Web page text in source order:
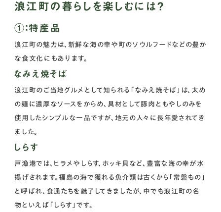
浪江町の暮らしを楽しむには？
①：特産品
浪江町の魅力は、新鮮な海の幸や町のソウルフードなどの豊か
な食文化にもあります。
なみえ焼そば
浪江町のご当地グルメとして知られる「なみえ焼そば」は、太め
の麺に濃厚なソースをからめ、具材として豚肉ともやしのみを
使用したシンプルな一品ですが、地元の人々に長年愛されてき
ました。
しらす
戸漁港では、ヒラメやしらす、ホッキ貝など、豊富な海の幸が水
揚げされます。福島の海で獲れる魚介類は古くから「常磐もの」
と呼ばれ、食通たちを魅了してきましたが、中でも浪江町の名
物といえば「しらす」です。